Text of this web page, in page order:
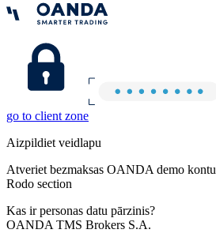
go to client zone
Aizpildiet veidlapu
Atveriet bezmaksas OANDA demo kontu
Rodo section
Kas ir personas datu pārzinis?
OANDA TMS Brokers S.A.